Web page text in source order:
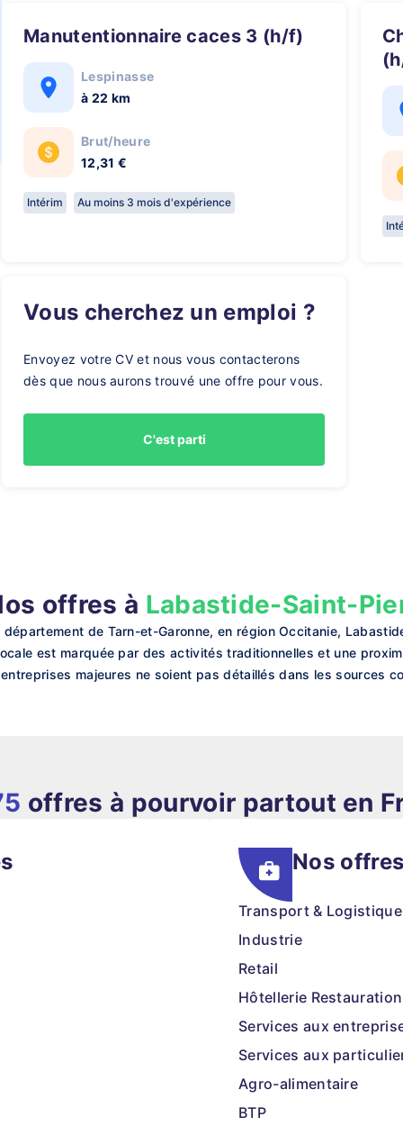
Manutentionnaire caces 3 (h/f)
Lespinasse
à 22 km
Brut/heure
12,31 €
Intérim Au moins 3 mois d'expérience
Chauffeur PL / Manutentionnaire
Vous cherchez un emploi ?
Envoyez votre CV et nous vous contacterons
dès que nous aurons trouvé une offre pour vous.
C'est parti
offres à Labastide-Saint-
de Tarn-et-Garonne, en région Occitanie,
est marquée par des activités traditionnelles et une
majeures ne soient pas détaillés dans les sources
offres à pourvoir partout en
Nos
Transport & Logistique
Industrie
Retail
Hôtellerie Restauration
Services aux
Services aux
Agro-alimentaire
BTP